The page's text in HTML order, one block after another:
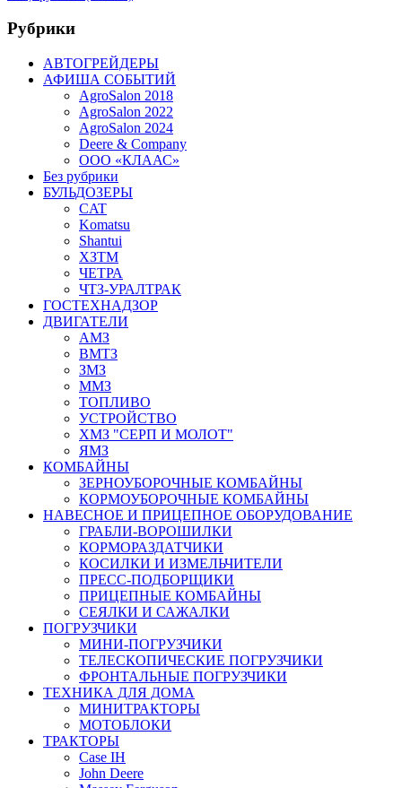
Рубрики
АВТОГРЕЙДЕРЫ
АФИША СОБЫТИЙ
AgroSalon 2018
AgroSalon 2022
AgroSalon 2024
Deere & Company
ООО «КЛААС»
Без рубрики
БУЛЬДОЗЕРЫ
CAT
Komatsu
Shantui
ХЗТМ
ЧЕТРА
ЧТЗ-УРАЛТРАК
ГОСТЕХНАДЗОР
ДВИГАТЕЛИ
АМЗ
ВМТЗ
ЗМЗ
ММЗ
ТОПЛИВО
УСТРОЙСТВО
ХМЗ "СЕРП И МОЛОТ"
ЯМЗ
КОМБАЙНЫ
ЗЕРНОУБОРОЧНЫЕ КОМБАЙНЫ
КОРМОУБОРОЧНЫЕ КОМБАЙНЫ
НАВЕСНОЕ И ПРИЦЕПНОЕ ОБОРУДОВАНИЕ
ГРАБЛИ-ВОРОШИЛКИ
КОРМОРАЗДАТЧИКИ
КОСИЛКИ И ИЗМЕЛЬЧИТЕЛИ
ПРЕСС-ПОДБОРЩИКИ
ПРИЦЕПНЫЕ КОМБАЙНЫ
СЕЯЛКИ И САЖАЛКИ
ПОГРУЗЧИКИ
МИНИ-ПОГРУЗЧИКИ
ТЕЛЕСКОПИЧЕСКИЕ ПОГРУЗЧИКИ
ФРОНТАЛЬНЫЕ ПОГРУЗЧИКИ
ТЕХНИКА ДЛЯ ДОМА
МИНИТРАКТОРЫ
МОТОБЛОКИ
ТРАКТОРЫ
Case IH
John Deere